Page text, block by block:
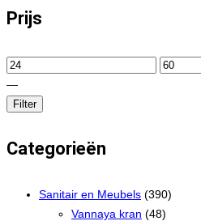
Prijs
—
Filter
Categorieën
Sanitair en Meubels (390)
Vannaya kran (48)